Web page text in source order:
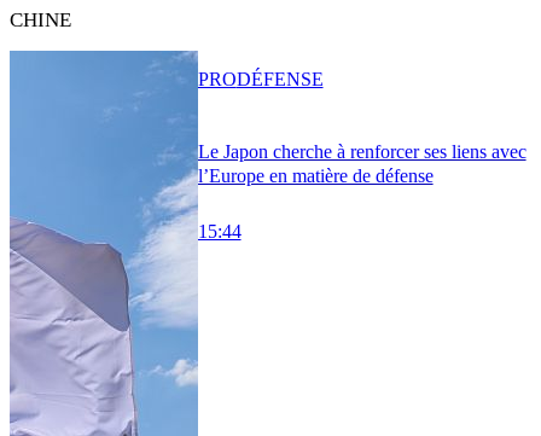
CHINE
Le Japon cherche à renforcer ses liens avec
l’Europe en matière de défense
15:44
PRODÉFENSE